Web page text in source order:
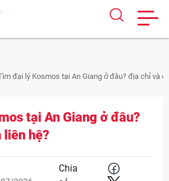
đại lý Kosmos tại An Giang ở đâu? địa chỉ và
tại An Giang ở đâu?
liên hệ?
Chia